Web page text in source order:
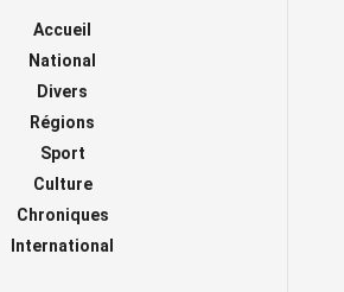
Accueil
National
Divers
Régions
Sport
Culture
Chroniques
International